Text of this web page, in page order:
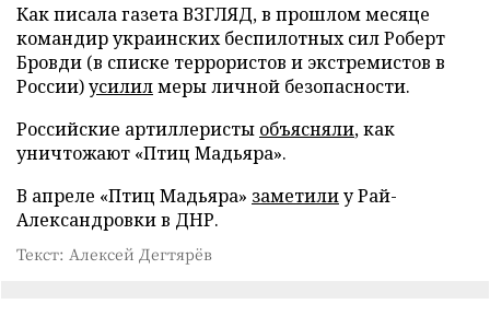
Как писала газета ВЗГЛЯД, в прошлом месяце
командир украинских беспилотных сил Роберт
Бровди (в списке террористов и экстремистов в
России)усилилмеры личной безопасности.
Российские артиллеристы объясняли, как
уничтожают «Птиц Мадьяра».
В апреле «Птиц Мадьяра» заметилиу Рай-
Александровки в ДНР.
Текст: Алексей Дегтярёв